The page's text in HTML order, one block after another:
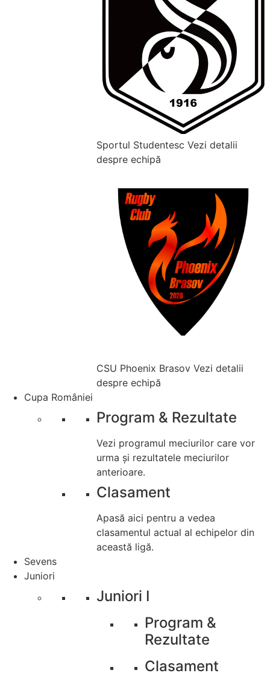
Sportul Studentesc Vezi detalii
despre echipă
CSU Phoenix Brasov Vezi detalii
despre echipă
Cupa României
Program & Rezultate
Vezi programul meciurilor care vor
urma și rezultatele meciurilor
anterioare.
Clasament
Apasă aici pentru a vedea
clasamentul actual al echipelor din
această ligă.
Sevens
Juniori
Juniori I
Program &
Rezultate
Clasament